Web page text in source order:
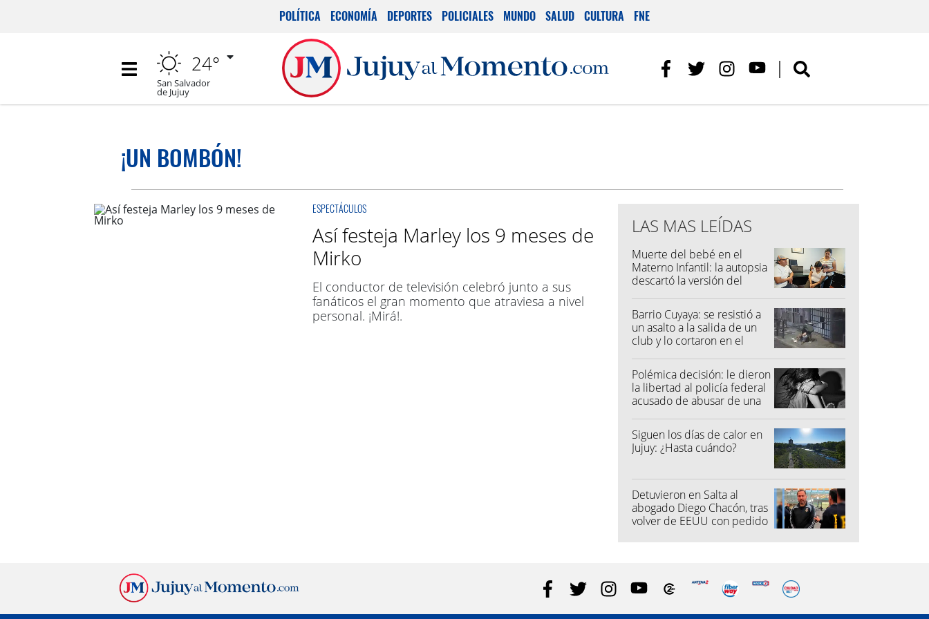
POLÍTICA ECONOMÍA DEPORTES POLICIALES MUNDO SALUD CULTURA FNE
24°
San Salvador
de Jujuy
¡UN BOMBÓN!
ESPECTÁCULOS
Así festeja Marley los 9 meses de
Mirko
El conductor de televisión celebró junto a sus
fanáticos el gran momento que atraviesa a nivel
personal. ¡Mirá!.
LAS MAS LEÍDAS
Muerte del bebé en el
Materno Infantil: la autopsia
descartó la versión del
Barrio Cuyaya: se resistió a
un asalto a la salida de un
club y lo cortaron en el
Polémica decisión: le dieron
la libertad al policía federal
acusado de abusar de una
Siguen los días de calor en
Jujuy: ¿Hasta cuándo?
Detuvieron en Salta al
abogado Diego Chacón, tras
volver de EEUU con pedido